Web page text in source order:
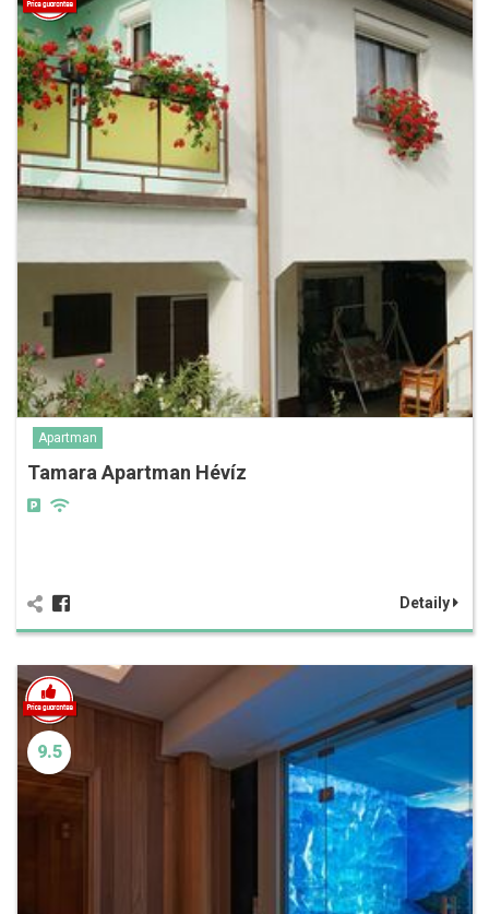
Apartman
Tamara Apartman Hévíz
Detaily
9.5